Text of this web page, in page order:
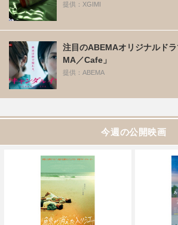
提供：XGIMI
注目のABEMAオリジナルド
MA／Cafe」
提供：ABEMA
今週の公開映画